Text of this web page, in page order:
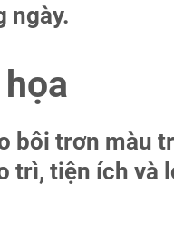
ngày.
bôi trơn màu
trì, tiện ích và